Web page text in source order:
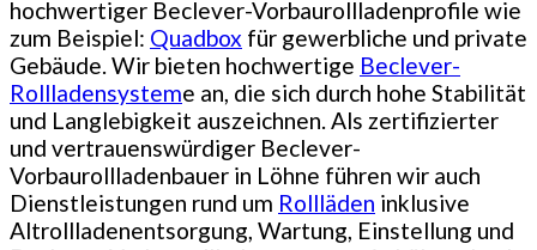
hochwertiger Beclever-Vorbaurollladenprofile wie
zum Beispiel: Quadbox für gewerbliche und private
Gebäude. Wir bieten hochwertige Beclever-
Rollladensysteme an, die sich durch hohe Stabilität
und Langlebigkeit auszeichnen. Als zertifizierter
und vertrauenswürdiger Beclever-
Vorbaurollladenbauer in Löhne führen wir auch
Dienstleistungen rund um Rollläden inklusive
Altrollladenentsorgung, Wartung, Einstellung und